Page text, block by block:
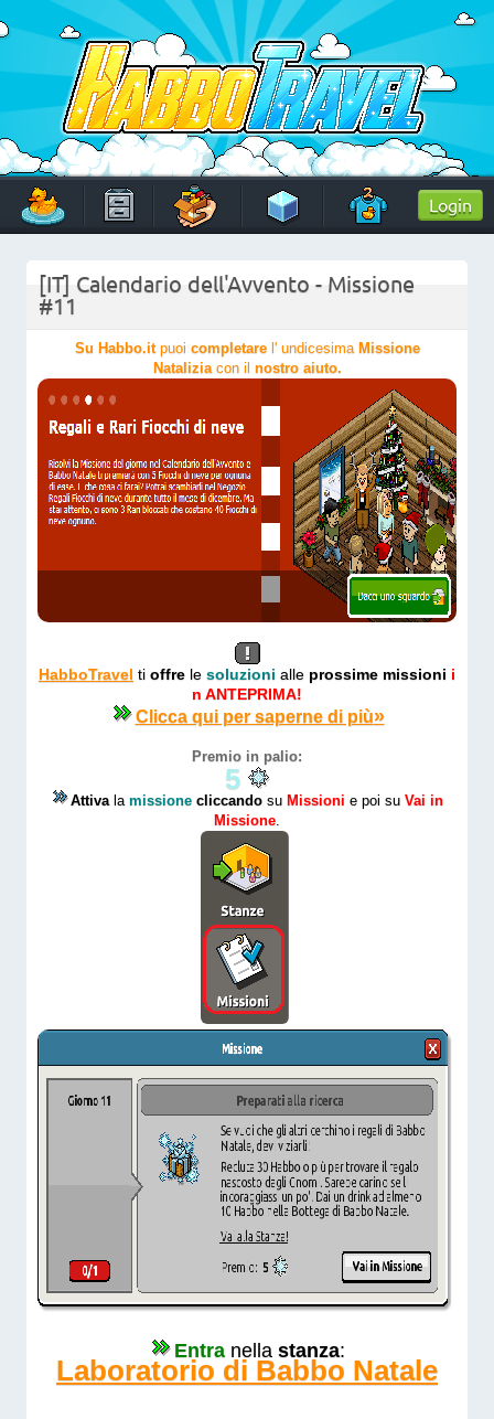
to
content
HabboTravel
Un viaggio di pixel!
Login
[IT] Calendario dell'Avvento - Missione
#11
Su Habbo.itpuoi completarel' undicesima Missione
Nataliziacon il nostro aiuto.
HabboTravel ti offre le soluzioni alle prossime missioni i
n ANTEPRIMA!
Clicca qui per saperne di più»
Premio in palio:
5
Attiva la missione cliccando su Missioni e poi su Vai in
Missione.
Entra nella stanza:
Laboratorio di Babbo Natale